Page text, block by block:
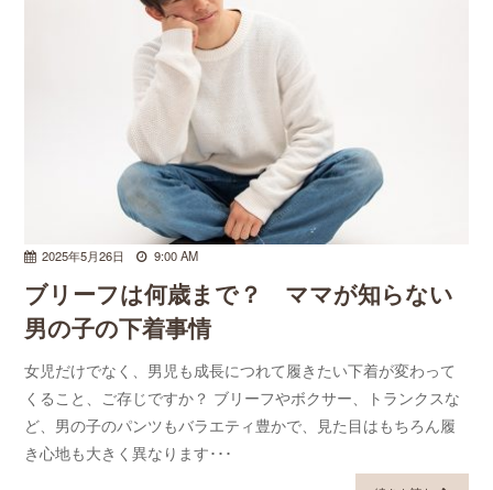
2025年5月26日 9:00 AM
ブリーフは何歳まで？ ママが知らない
男の子の下着事情
女児だけでなく、男児も成長につれて履きたい下着が変わって
くること、ご存じですか？ ブリーフやボクサー、トランクスな
ど、男の子のパンツもバラエティ豊かで、見た目はもちろん履
き心地も大きく異なります･･･